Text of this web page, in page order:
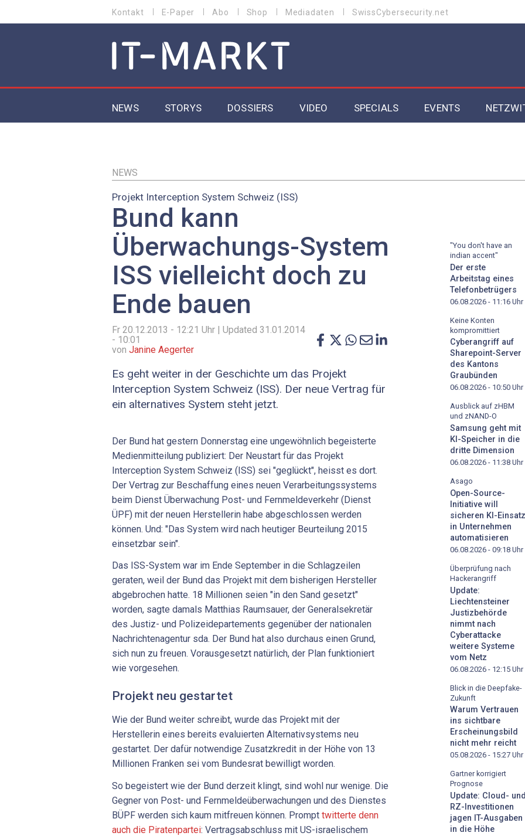
zum
MENU
Kontakt E-Paper Abo Shop Mediadaten SwissCybersecurity.net
MAIN NAVIGATION
NEWS STORYS DOSSIERS
Security
EU-DSGVO
VIDEO SPECIALS EVENTS
NEWS
Projekt Interception System Schweiz (ISS)
Bund kann
Überwachungs-System
ISS vielleicht doch zu
Ende bauen
Fr 20.12.2013 - 12:21 Uhr | Updated 31.01.2014
- 10:01
von Janine Aegerter
Es geht weiter in der Geschichte um das Projekt
Interception System Schweiz (ISS). Der neue Vertrag für
ein alternatives System steht jetzt.
Der Bund hat gestern Donnerstag eine ungewöhnlich begeisterte
Medienmitteilung publiziert: Der Neustart für das Projekt
Interception System Schweiz (ISS) sei "geglückt", heisst es dort.
Der Vertrag zur Beschaffung eines neuen Verarbeitungssystems
beim Dienst Überwachung Post- und Fernmeldeverkehr (Dienst
ÜPF) mit der neuen Herstellerin habe abgeschlossen werden
können. Und: "Das System wird nach heutiger Beurteilung 2015
einsetzbar sein".
Das ISS-System war im Ende September in die Schlagzeilen
geraten, weil der Bund das Projekt mit dem bisherigen Hersteller
abgebrochen hatte. 18 Millionen seien "in den Sand gesetzt"
worden, sagte damals Matthias Raumsauer, der Generalsekretär
des Justiz- und Polizeidepartements gegenüber der nationalen
Nachrichtenagentur sda. Der Bund hat also durchaus einen Grund,
sich nun zu freuen. Vorausgesetzt natürlich, der Plan funktioniert
wie vorgesehen.
Projekt neu gestartet
Wie der Bund weiter schreibt, wurde das Projekt mit der
Herstellerin eines bereits evaluierten Alternativsystems neu
gestartet. Der dafür notwendige Zusatzkredit in der Höhe von 13
Millionen Franken sei vom Bundesrat bewilligt worden.
So begeistert wie der Bund derzeit klingt, sind wohl nur wenige. Die
Gegner von Post- und Fernmeldeüberwachungen und des Dienstes
BÜPF werden sich kaum mitfreuen können. Prompt twitterte denn
auch die Piratenpartei: Vertragsabschluss mit US-israelischem
"You don't have an
indian accent"
Der erste
Arbeitstag eines
Telefonbetrügers
06.08.2026 - 11:16 Uhr
Keine Konten
kompromittiert
Cyberangriff auf
Sharepoint-Server
des Kantons
Graubünden
06.08.2026 - 10:50 Uhr
Ausblick auf zHBM
und zNAND-O
Samsung geht mit
KI-Speicher in die
dritte Dimension
06.08.2026 - 11:38 Uhr
Asago
Open-Source-
Initiative will
sicheren KI-Einsatz
in Unternehmen
automatisieren
06.08.2026 - 09:18 Uhr
Überprüfung nach
Hackerangriff
Update:
Liechtensteiner
Justizbehörde
nimmt nach
Cyberattacke
weitere Systeme
vom Netz
06.08.2026 - 12:15 Uhr
Blick in die Deepfake-
Zukunft
Warum Vertrauen
ins sichtbare
Erscheinungsbild
nicht mehr reicht
05.08.2026 - 15:27 Uhr
Gartner korrigiert
Prognose
Update: Cloud-
RZ-Investitionen
jagen IT-Ausgaben
in die Höhe